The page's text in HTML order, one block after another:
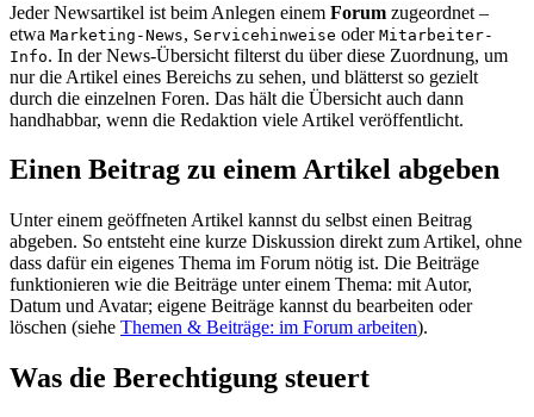
Jeder Newsartikel ist beim Anlegen einem Forum zugeordnet –
etwa Marketing-News, Servicehinweise oder Mitarbeiter-
Info. In der News-Übersicht filterst du über diese Zuordnung, um
nur die Artikel eines Bereichs zu sehen, und blätterst so gezielt
durch die einzelnen Foren. Das hält die Übersicht auch dann
handhabbar, wenn die Redaktion viele Artikel veröffentlicht.
Einen Beitrag zu einem Artikel abgeben
Unter einem geöffneten Artikel kannst du selbst einen Beitrag
abgeben. So entsteht eine kurze Diskussion direkt zum Artikel, ohne
dass dafür ein eigenes Thema im Forum nötig ist. Die Beiträge
funktionieren wie die Beiträge unter einem Thema: mit Autor,
Datum und Avatar; eigene Beiträge kannst du bearbeiten oder
löschen (siehe Themen & Beiträge: im Forum arbeiten).
Was die Berechtigung steuert